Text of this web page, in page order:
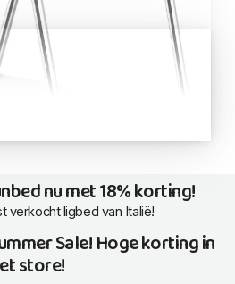
nu met 18% korting!
verkocht ligbed van Italië!
Sale! Hoge korting in
store!